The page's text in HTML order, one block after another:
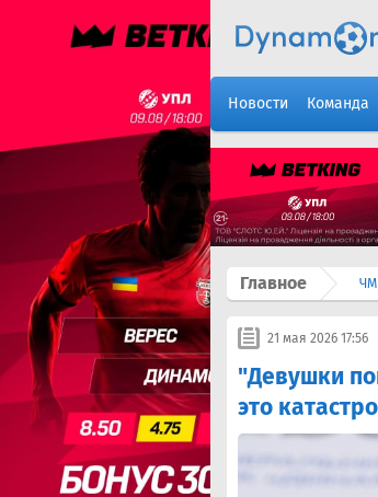
Новости Команда
Главное
21 мая 2026 17:56
"Девушки
это